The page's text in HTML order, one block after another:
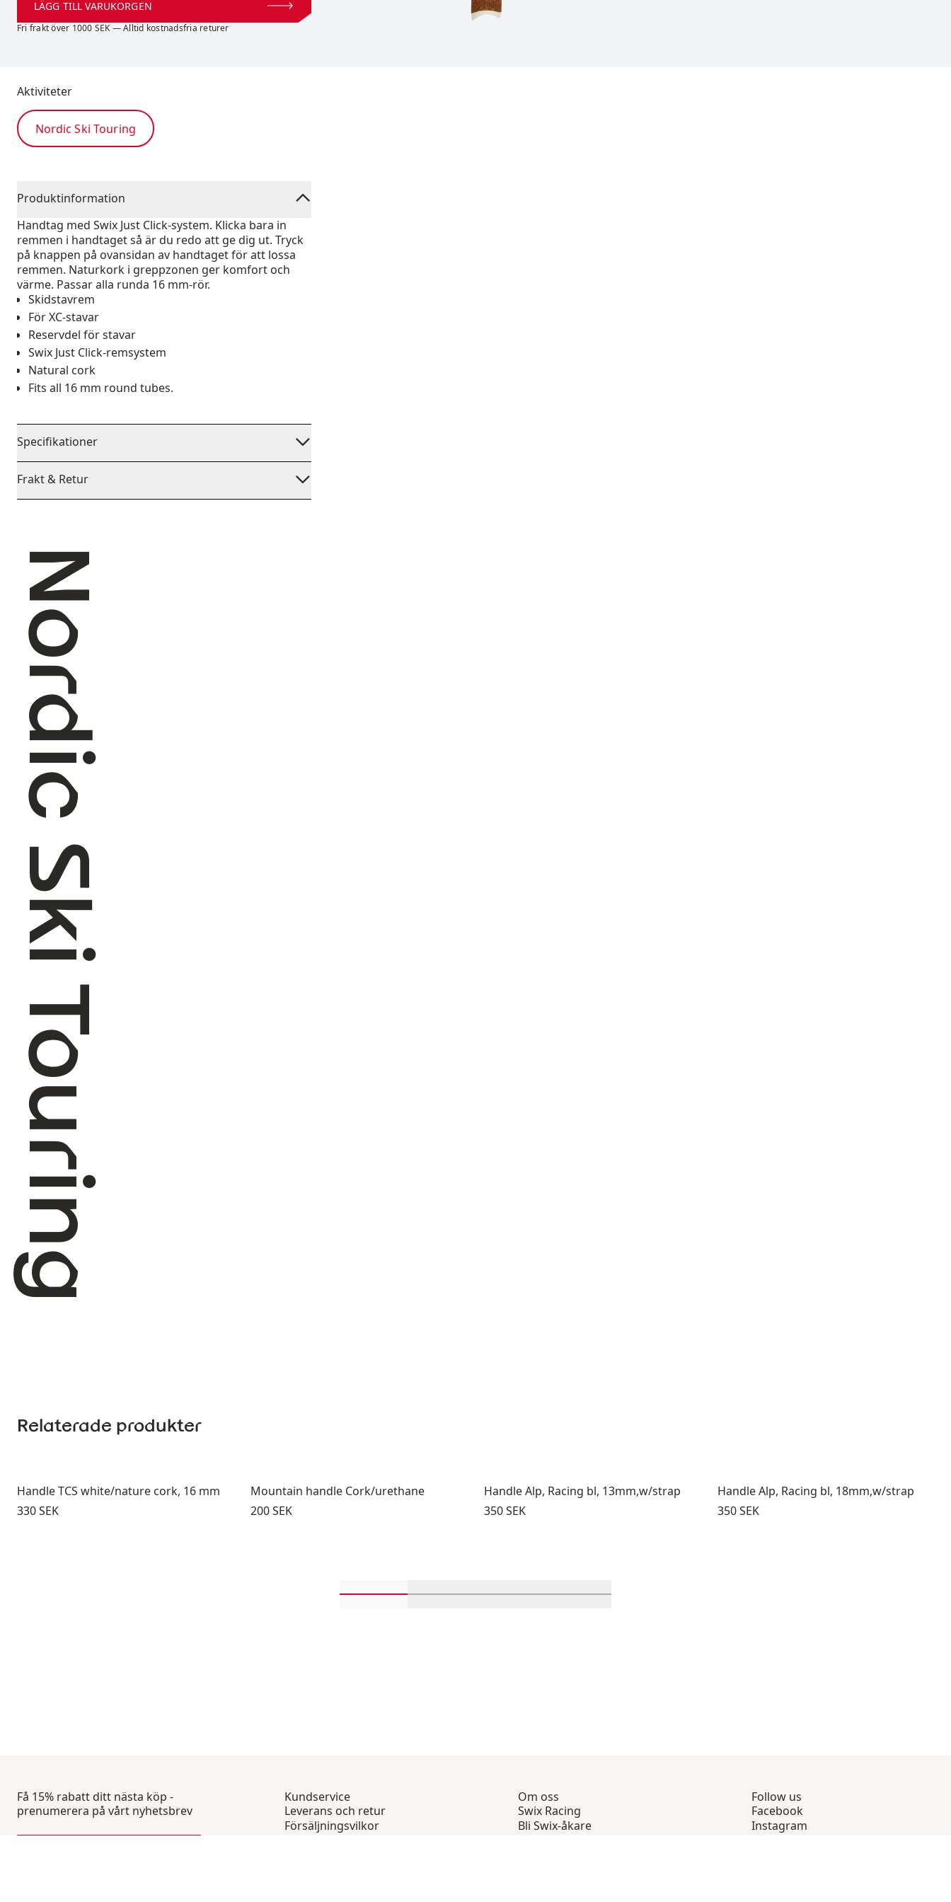
LÄGG TILL VARUKORGEN
Fri frakt över 1000 SEK — Alltid kostnadsfria returer
Aktiviteter
Nordic Ski Touring
Produktinformation
Handtag med Swix Just Click-system. Klicka bara in
remmen i handtaget så är du redo att ge dig ut. Tryck
på knappen på ovansidan av handtaget för att lossa
remmen. Naturkork i greppzonen ger komfort och
värme. Passar alla runda 16 mm-rör.
Skidstavrem
För XC-stavar
Reservdel för stavar
Swix Just Click-remsystem
Natural cork
Fits all 16 mm round tubes.
Specifikationer
Frakt & Retur
Nordic Ski Touring
Relaterade produkter
Handle TCS white/nature cork, 16 mm
Pris:
330 SEK
Mountain handle Cork/urethane
Pris:
200 SEK
Handle Alp, Racing bl, 13mm,w/strap
Pris:
350 SEK
Handle Alp, Racing bl, 18mm,w/strap
Pris:
350 SEK
Få 15% rabatt ditt nästa köp -
prenumerera på vårt nyhetsbrev
Kundservice
Leverans och retur
Försäljningsvilkor
Om oss
Swix Racing
Bli Swix-åkare
Follow us
Facebook
Instagram